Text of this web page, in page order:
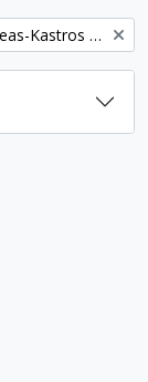
Mission archéologique française de Cap Andreas-Kastros et de Khirokitia (Chypre)